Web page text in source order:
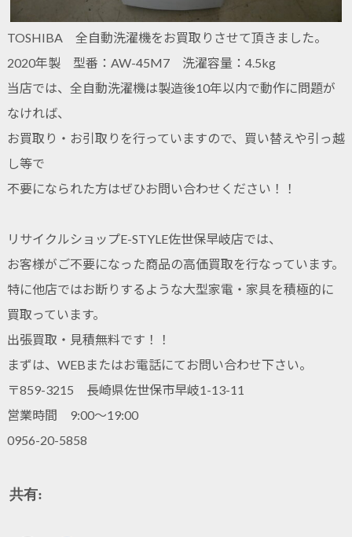
TOSHIBA 全自動洗濯機をお買取りさせて頂きました。
2020年製 型番：AW-45M7 洗濯容量：4.5kg
当店では、全自動洗濯機は製造後10年以内で動作に問題が
なければ、
お買取り・お引取りを行っていますので、買い替えや引っ越
し等で
不要になられた方はぜひお問い合わせください！！
リサイクルショップE-STYLE佐世保早岐店では、
お客様がご不要になった商品の高価買取を行なっています。
特に他店ではお断りするような大型家電・家具を積極的に
買取っています。
出張買取・見積無料です！！
まずは、WEBまたはお電話にてお問い合わせ下さい。
〒859-3215 長崎県佐世保市早岐1-13-11
営業時間 9:00～19:00
0956-20-5858
共有: